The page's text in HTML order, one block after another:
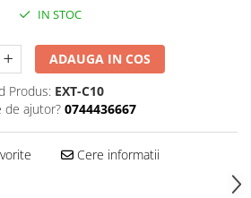
IN STOC
ADAUGA IN COS
Produs: EXT-C10
de ajutor? 0744436667
Cere informatii